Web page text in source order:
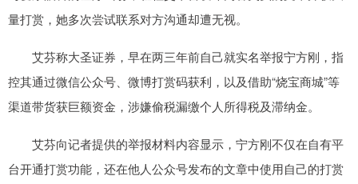
量打赏，她多次尝试联系对方沟通却遭无视。
艾芬称大圣证券，早在两三年前自己就实名举报宁方刚，指
控其通过微信公众号、微博打赏码获利，以及借助“烧宝商城”等
渠道带货获巨额资金，涉嫌偷税漏缴个人所得税及滞纳金。
艾芬向记者提供的举报材料内容显示，宁方刚不仅在自有平
台开通打赏功能，还在他人公众号发布的文章中使用自己的打赏